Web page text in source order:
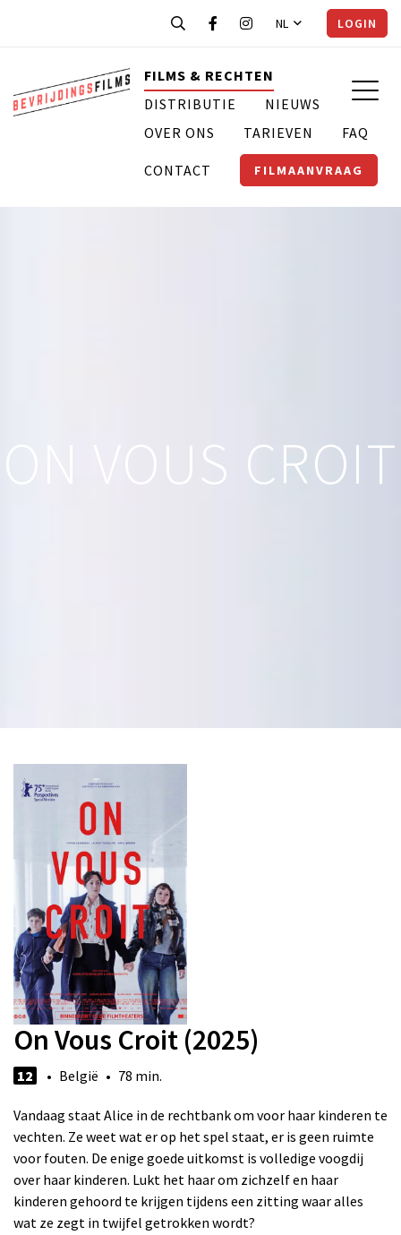
NL LOGIN
FILMS & RECHTEN
DISTRIBUTIE
NIEUWS
OVER ONS
TARIEVEN FAQ
CONTACT FILMAANVRAAG
ON VOUS CROIT
On Vous Croit (2025)
12 • België • 78 min.
Vandaag staat Alice in de rechtbank om voor haar kinderen te
vechten. Ze weet wat er op het spel staat, er is geen ruimte
voor fouten. De enige goede uitkomst is volledige voogdij
over haar kinderen. Lukt het haar om zichzelf en haar
kinderen gehoord te krijgen tijdens een zitting waar alles
wat ze zegt in twijfel getrokken wordt?